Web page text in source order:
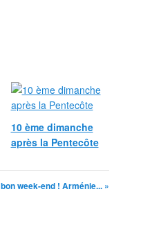
10 ème dimanche
après la Pentecôte
bon week-end ! Arménie... »